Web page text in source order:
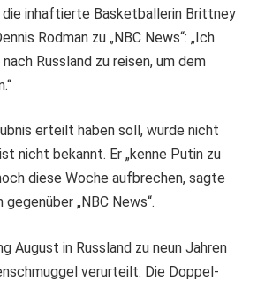
die inhaftierte Basketballerin Brittney
Rodman zu „NBC News“: „Ich
Russland zu reisen, um dem
erteilt haben soll, wurde nicht
nicht bekannt. Er „kenne Putin zu
diese Woche aufbrechen, sagte
„NBC News“.
August in Russland zu neun Jahren
verurteilt. Die Doppel-